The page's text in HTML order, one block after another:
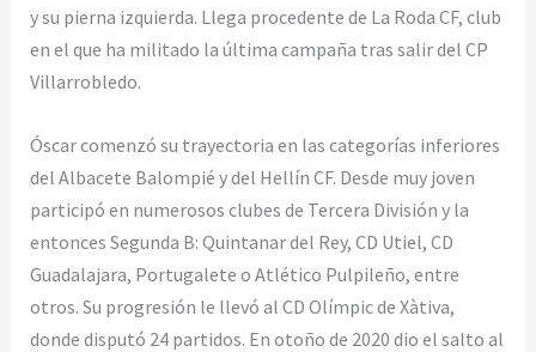
y su pierna izquierda. Llega procedente de La Roda CF, club
en el que ha militado la última campaña tras salir del CP
Villarrobledo.
Óscar comenzó su trayectoria en las categorías inferiores
del Albacete Balompié y del Hellín CF. Desde muy joven
participó en numerosos clubes de Tercera División y la
entonces Segunda B: Quintanar del Rey, CD Utiel, CD
Guadalajara, Portugalete o Atlético Pulpileño, entre
otros. Su progresión le llevó al CD Olímpic de Xàtiva,
donde disputó 24 partidos. En otoño de 2020 dio el salto al